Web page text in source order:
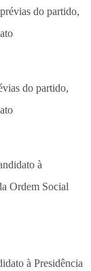
do partido,
à Presidência